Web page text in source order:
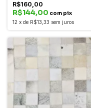
R$160,00
R$144,00 com pix
12 x de R$13,33 sem juros